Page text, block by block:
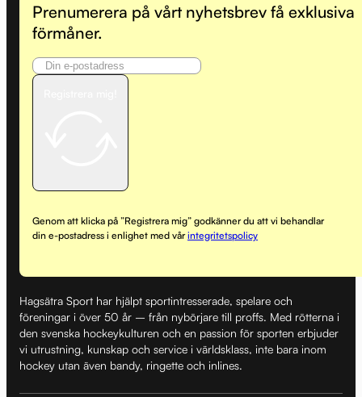
Prenumerera på vårt nyhetsbrev få exklusiva
förmåner.
Genom att klicka på ”Registrera mig” godkänner du att vi behandlar
din e-postadress i enlighet med vårintegritetspolicy
Hagsätra Sport har hjälpt sportintresserade, spelare och
föreningar i över 50 år – från nybörjare till proffs. Med rötterna i
den svenska hockeykulturen och en passion för sporten erbjuder
vi utrustning, kunskap och service i världsklass, inte bara inom
hockey utan även bandy, ringette och inlines.